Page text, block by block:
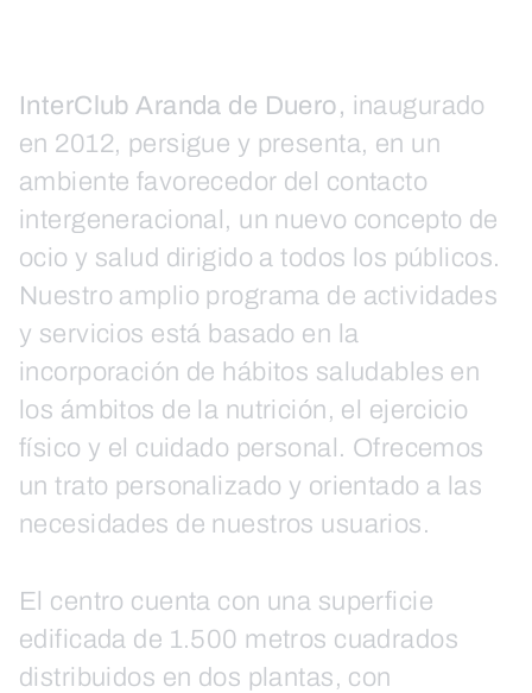
InterClub Aranda de Duero, inaugurado
en 2012, persigue y presenta, en un
ambiente favorecedor del contacto
intergeneracional, un nuevo concepto de
ocio y salud dirigido a todos los públicos.
Nuestro amplio programa de actividades
y servicios está basado en la
incorporación de hábitos saludables en
los ámbitos de la nutrición, el ejercicio
físico y el cuidado personal. Ofrecemos
un trato personalizado y orientado a las
necesidades de nuestros usuarios.
El centro cuenta con una superficie
edificada de 1.500 metros cuadrados
distribuidos en dos plantas, con